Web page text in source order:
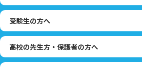
受験生の方へ
高校の先生方・保護者の方へ